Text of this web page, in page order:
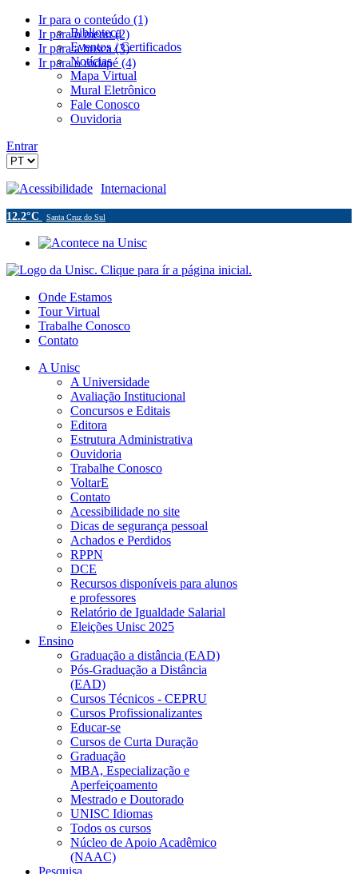
Ir para o conteúdo (1)
Ir para o menu (2)
Ir para a busca (3)
Ir para o rodapé (4)
Biblioteca
Eventos / Certificados
Notícias
Mapa Virtual
Mural Eletrônico
Fale Conosco
Ouvidoria
Entrar
Acessibilidade Internacional
12.2°C Santa Cruz do Sul
Onde Estamos
Tour Virtual
Trabalhe Conosco
Contato
A Unisc
A Universidade
Avaliação Institucional
Concursos e Editais
Editora
Estrutura Administrativa
Ouvidoria
Trabalhe Conosco
VoltarE
Contato
Acessibilidade no site
Dicas de segurança pessoal
Achados e Perdidos
RPPN
DCE
Recursos disponíveis para alunos
e professores
Relatório de Igualdade Salarial
Eleições Unisc 2025
Ensino
Graduação a distância (EAD)
Pós-Graduação a Distância
(EAD)
Cursos Técnicos - CEPRU
Cursos Profissionalizantes
Educar-se
Cursos de Curta Duração
Graduação
MBA, Especialização e
Aperfeiçoamento
Mestrado e Doutorado
UNISC Idiomas
Todos os cursos
Núcleo de Apoio Acadêmico
(NAAC)
Pesquisa